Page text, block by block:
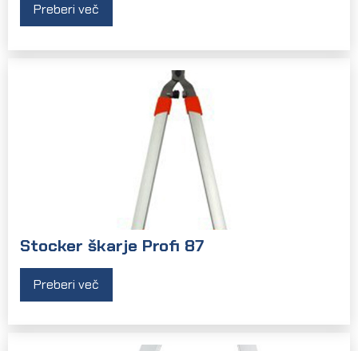
Preberi več
Stocker škarje Profi 87
Preberi več